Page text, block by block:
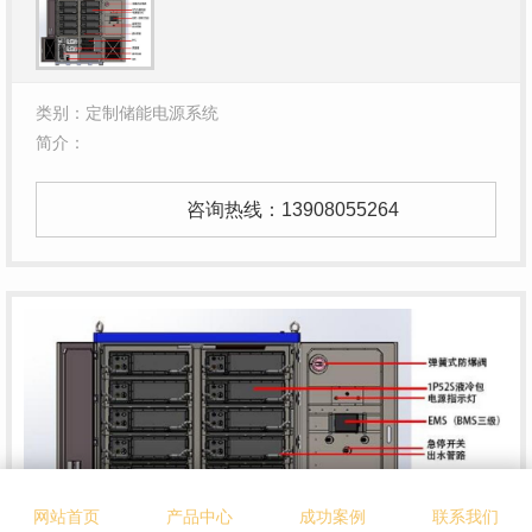
类别：定制储能电源系统
简介：
咨询热线： 13908055264
网站首页 产品中心 成功案例 联系我们